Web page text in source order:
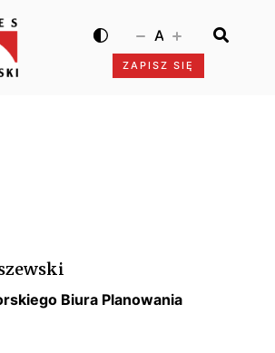
ZAPISZ SIĘ
A
Biura Planowania